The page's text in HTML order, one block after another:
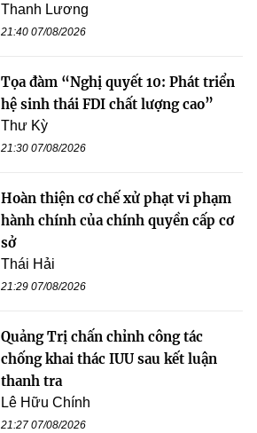
Thanh Lương
21:40 07/08/2026
Tọa đàm “Nghị quyết 10: Phát triển
hệ sinh thái FDI chất lượng cao”
Thư Kỳ
21:30 07/08/2026
Hoàn thiện cơ chế xử phạt vi phạm
hành chính của chính quyền cấp cơ
sở
Thái Hải
21:29 07/08/2026
Quảng Trị chấn chỉnh công tác
chống khai thác IUU sau kết luận
thanh tra
Lê Hữu Chính
21:27 07/08/2026